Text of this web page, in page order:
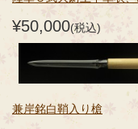
¥50,000(税込)
兼岸銘白鞘入り槍